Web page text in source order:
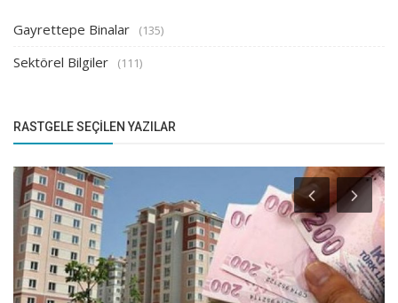
Gayrettepe Binalar (135)
Sektörel Bilgiler (111)
RASTGELE SEÇILEN YAZILAR